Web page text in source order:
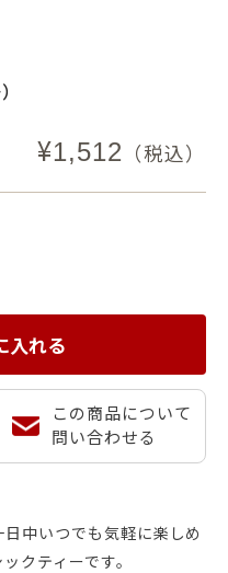
¥1,512 （税込）
入れる
この商品について
問い合わせる
中いつでも気軽に楽しめ
クティーです。